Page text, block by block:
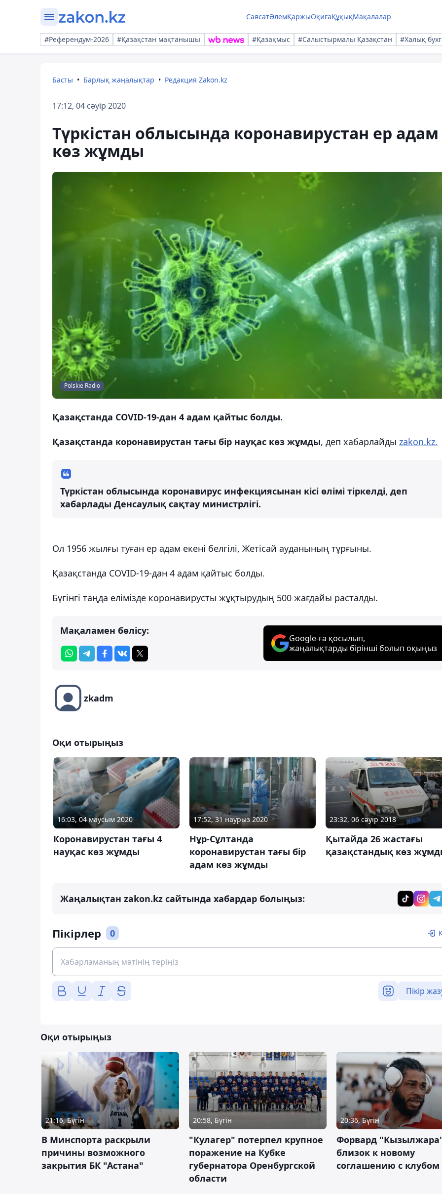
СаясатӘлемҚаржыОқиғаҚұқықМақалалар
#Референдум-2026 #Қазақстан мақтанышы #Қазақмыс #Салыстырмалы Қазақстан #Халық
Басты Барлық жаңалықтар Редакция Zakon.kz
17:12, 04 сәуір 2020
Түркістан облысында коронавирустан ер адам
көз жұмды
Polskie Radio
Қазақстанда COVID-19-дан 4 адам қайтыс болды.
Қазақстанда коронавирустан тағы бір науқас көз жұмды, деп хабарлайды zakon.kz.
Түркістан облысында коронавирус инфекциясынан кісі өлімі тіркелді, деп
хабарлады Денсаулық сақтау министрлігі.
Ол 1956 жылғы туған ер адам екені белгілі, Жетісай ауданының тұрғыны.
Қазақстанда COVID-19-дан 4 адам қайтыс болды.
Бүгінгі таңда елімізде коронавирусты жұқтырудың 500 жағдайы расталды.
Мақаламен бөлісу:
Google-ға қосылып,
жаңалықтарды бірінші болып оқыңыз
zkadm
Оқи отырыңыз
16:03, 04 маусым 2020
Коронавирустан тағы 4
науқас көз жұмды
17:52, 31 наурыз 2020
Нұр-Сұлтанда
коронавирустан тағы бір
адам көз жұмды
23:32, 06 сәуір 2018
Қытайда 26 жастағы
қазақстандық көз
Жаңалықтан zakon.kz сайтында хабардар болыңыз:
Пікірлер 0
Пікір
Оқи отырыңыз
21:16, Бүгін
В Минспорта раскрыли
причины возможного
закрытия БК "Астана"
20:58, Бүгін
"Кулагер" потерпел крупное
поражение на Кубке
губернатора Оренбургской
области
20:36, Бүгін
Форвард
близок к новому
соглашению с клубом